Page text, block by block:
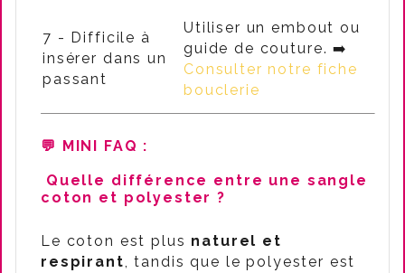
7 - Difficile à
insérer dans un
passant
Utiliser un embout ou
guide de couture. ➡️
Consulter notre fiche
bouclerie
💬 MINI FAQ :
Quelle différence entre une sangle
coton et polyester ?
Le coton est plus naturel et
respirant, tandis que le polyester est